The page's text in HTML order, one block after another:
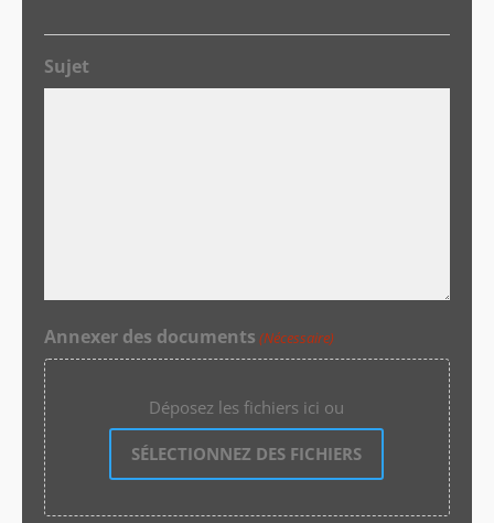
Sujet
Annexer des documents (Nécessaire)
Déposez les fichiers ici ou
SÉLECTIONNEZ DES FICHIERS